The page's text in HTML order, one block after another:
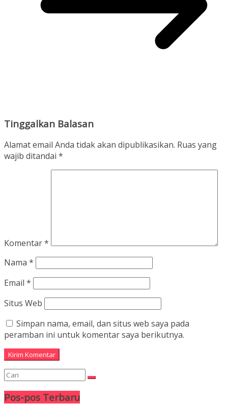
Tinggalkan Balasan
Alamat email Anda tidak akan dipublikasikan. Ruas yang
wajib ditandai *
Komentar*
Nama *
Email *
Situs Web
Simpan nama, email, dan situs web saya pada
peramban ini untuk komentar saya berikutnya.
Pos-pos Terbaru